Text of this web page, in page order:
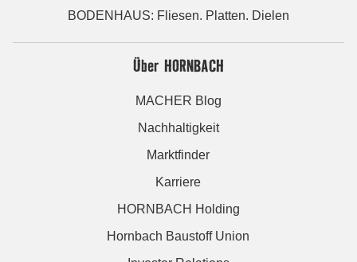
BODENHAUS: Fliesen. Platten. Dielen
Über HORNBACH
MACHER Blog
Nachhaltigkeit
Marktfinder
Karriere
HORNBACH Holding
Hornbach Baustoff Union